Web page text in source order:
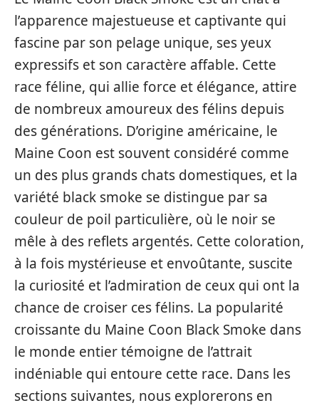
l’apparence majestueuse et captivante qui
fascine par son pelage unique, ses yeux
expressifs et son caractère affable. Cette
race féline, qui allie force et élégance, attire
de nombreux amoureux des félins depuis
des générations. D’origine américaine, le
Maine Coon est souvent considéré comme
un des plus grands chats domestiques, et la
variété black smoke se distingue par sa
couleur de poil particulière, où le noir se
mêle à des reflets argentés. Cette coloration,
à la fois mystérieuse et envoûtante, suscite
la curiosité et l’admiration de ceux qui ont la
chance de croiser ces félins. La popularité
croissante du Maine Coon Black Smoke dans
le monde entier témoigne de l’attrait
indéniable qui entoure cette race. Dans les
sections suivantes, nous explorerons en